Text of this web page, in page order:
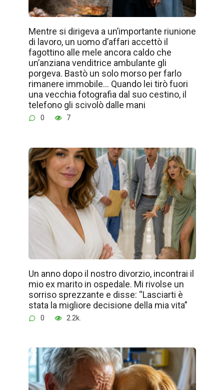
Mentre si dirigeva a un’importante riunione
di lavoro, un uomo d’affari accettò il
fagottino alle mele ancora caldo che
un’anziana venditrice ambulante gli
porgeva. Bastò un solo morso per farlo
rimanere immobile… Quando lei tirò fuori
una vecchia fotografia dal suo cestino, il
telefono gli scivolò dalle mani
0 7
Un anno dopo il nostro divorzio, incontrai il
mio ex marito in ospedale. Mi rivolse un
sorriso sprezzante e disse: “Lasciarti è
stata la migliore decisione della mia vita”
0 2.2k.